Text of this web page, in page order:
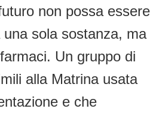
non possa essere
sola sostanza, ma
Un gruppo di
alla Matrina usata
e che